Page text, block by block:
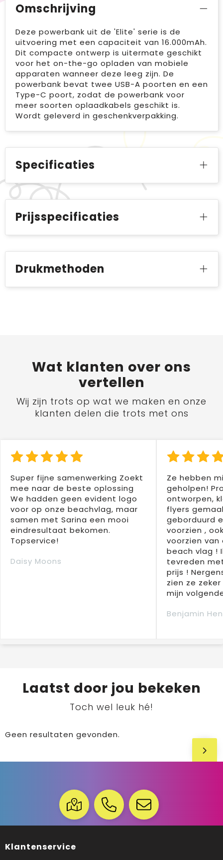
Omschrijving
Deze powerbank uit de 'Elite' serie is de
uitvoering met een capaciteit van 16.000mAh.
Dit compacte ontwerp is uitermate geschikt
voor het on-the-go opladen van mobiele
apparaten wanneer deze leeg zijn. De
powerbank bevat twee USB-A poorten en een
Type-C poort, zodat de powerbank voor
meer soorten oplaadkabels geschikt is.
Wordt geleverd in geschenkverpakking.
Specificaties
Prijsspecificaties
Drukmethoden
Wat klanten over ons
vertellen
Wij zijn trots op wat we maken en onze
klanten delen die trots met ons
Super fijne samenwerking Zoekt
mee naar de beste oplossing
We hadden geen evident logo
voor op onze beachvlag, maar
samen met Sarina een mooi
eindresultaat bekomen.
Topservice!
Daisy Moons
Ze hebben
geholpen!
ontworpen,
flyers
geborduurd
voorzien ,
voorzien
beach vlag !
tevreden
prijs !
zien ze
mijn
Benjamin
Laatst door jou bekeken
Toch wel leuk hé!
Geen resultaten gevonden.
Klantenservice